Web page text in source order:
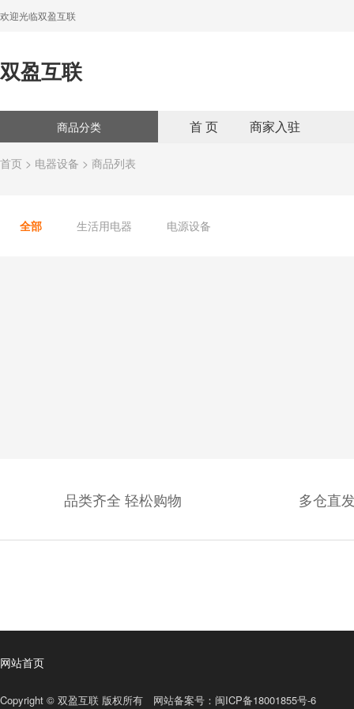
欢迎光临双盈互联
双盈互联
商品分类 首 页 商家入驻
首页 > 电器设备 > 商品列表
全部 生活用电器 电源设备
品类齐全 轻松购物 多仓直
网站首页
Copyright © 双盈互联 版权所有 网站备案号： 闽ICP备18001855号-6